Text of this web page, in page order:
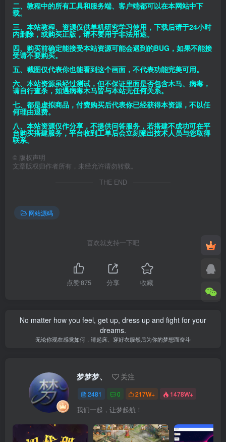
二、教程中的所有工具和服务端、客户端都可以在本网站中下
载。
三、本站教程、资源仅供单机研究学习使用，下载后请于24小时
内删除，或购买正版，请不要用于非法用途。
四、购买前确定能接受本站资源可能会遇到的BUG，如果不能接
受请不要购买。
五、截图仅代表你也能看到这个画面，不代表功能完美可用。
六、本站资源虽经过测试，但不保证里面是否包含木马、病毒，
请自行查杀，如遇病毒木马皆与本站无任何关系。
七、都是虚拟商品，付费购买后代表你已经获得本资源，不以任
何理由退费。
八、本站资源仅作分享，不提供问答服务，若搭建不成功可在平
台购买搭建服务，平台收到工单后会立刻派出技术人员与您取得
联系。
© 版权声明
文章版权归作者所有，未经允许请勿转载。
THE END
网站源码
喜欢就支持一下吧
点赞875 分享 收藏
No matter how you feel, get up, dress up and fight for your
dreams.
无论你现在感觉如何，请起床、穿好衣服然后为你的梦想而奋斗
梦梦梦、 关注
2481 0 217W+ 1478W+
我们一起，让梦起航！